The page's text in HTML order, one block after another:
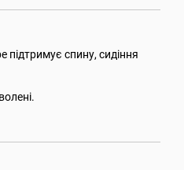
спину, сидіння